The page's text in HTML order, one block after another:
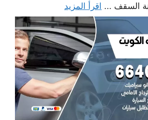
السقف ... اقرأ المزيد